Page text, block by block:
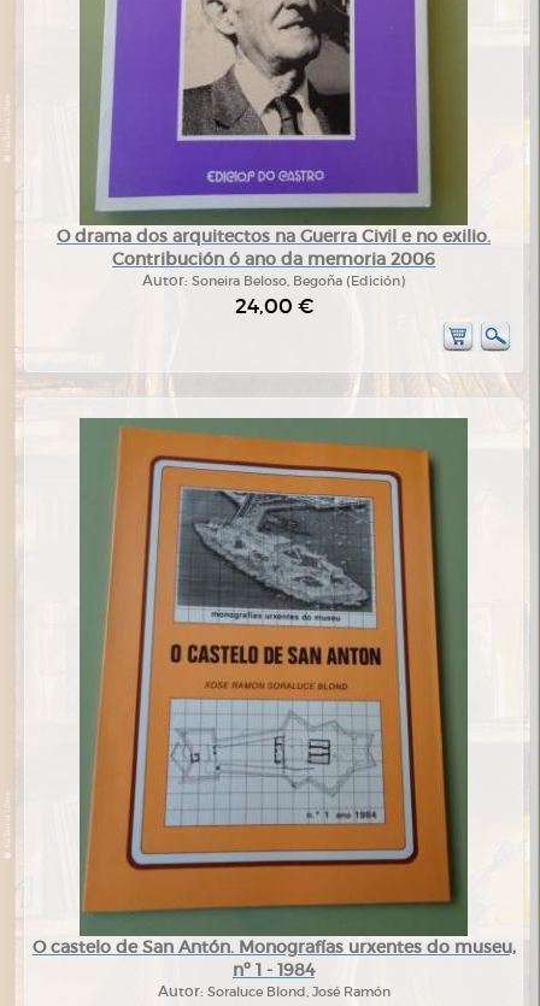
O drama dos arquitectos na Guerra Civil e no exilio.
Contribución ó ano da memoria 2006
Autor: Soneira Beloso, Begoña (Edición)
24,00 €
O castelo de San Antón. Monografías urxentes do museu,
nº 1 - 1984
Autor: Soraluce Blond, José Ramón